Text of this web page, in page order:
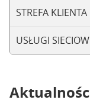
STREFA KLIENTA
USŁUGI